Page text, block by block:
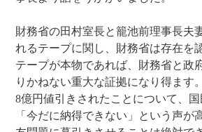
財務省の田村室長と籠池前理事長夫
れるテープに関し、財務省は存在を
テープが本物であれば、財務省と政
りかねない重大な証拠になり得ます。
8億円値引きされたことについて、
「今だに納得できない」という声が